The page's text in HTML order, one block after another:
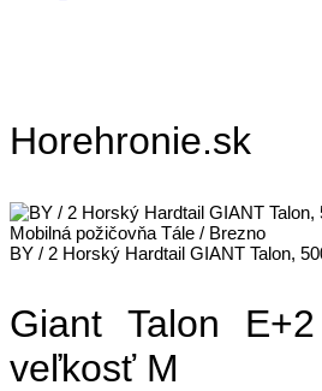
Horehronie.sk
Mobilná požičovňa Tále / Brezno
BY / 2 Horský Hardtail GIANT Talon,
Giant Talon
veľkosť M